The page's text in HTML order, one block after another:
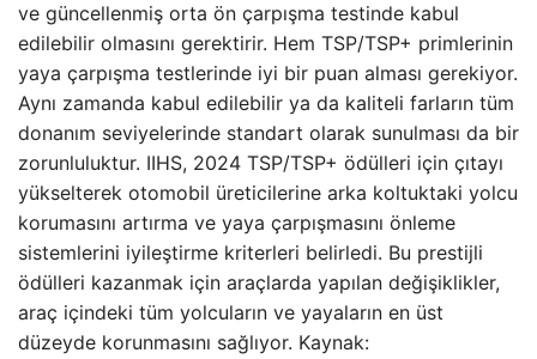
ve güncellenmiş orta ön çarpışma testinde kabul
edilebilir olmasını gerektirir. Hem TSP/TSP+ primlerinin
yaya çarpışma testlerinde iyi bir puan alması gerekiyor.
Aynı zamanda kabul edilebilir ya da kaliteli farların tüm
donanım seviyelerinde standart olarak sunulması da bir
zorunluluktur. IIHS, 2024 TSP/TSP+ ödülleri için çıtayı
yükselterek otomobil üreticilerine arka koltuktaki yolcu
korumasını artırma ve yaya çarpışmasını önleme
sistemlerini iyileştirme kriterleri belirledi. Bu prestijli
ödülleri kazanmak için araçlarda yapılan değişiklikler,
araç içindeki tüm yolcuların ve yayaların en üst
düzeyde korunmasını sağlıyor. Kaynak: